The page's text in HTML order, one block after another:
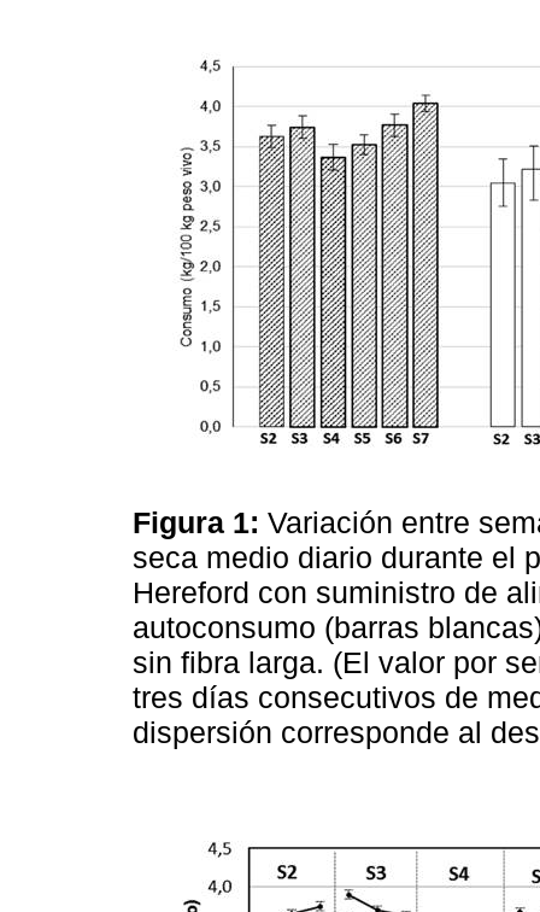
Figura 1: Variación entre
seca medio diario durante el
Hereford con suministro de
autoconsumo (barras
sin fibra larga. (El valor por
tres días consecutivos de
dispersión corresponde al